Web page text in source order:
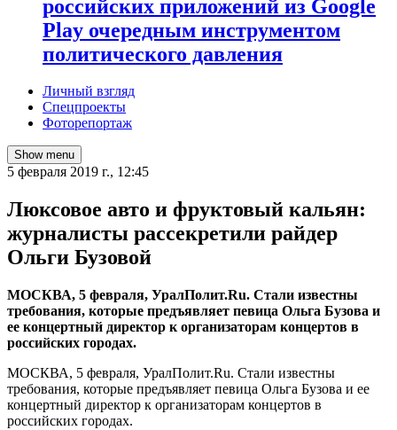
российских приложений из Google
Play очередным инструментом
политического давления
Личный взгляд
Спецпроекты
Фоторепортаж
Show menu
5 февраля 2019 г., 12:45
Люксовое авто и фруктовый кальян:
журналисты рассекретили райдер
Ольги Бузовой
МОСКВА, 5 февраля, УралПолит.Ru. Стали известны
требования, которые предъявляет певица Ольга Бузова и
ее концертный директор к организаторам концертов в
российских городах.
МОСКВА, 5 февраля, УралПолит.Ru. Стали известны
требования, которые предъявляет певица Ольга Бузова и ее
концертный директор к организаторам концертов в
российских городах.